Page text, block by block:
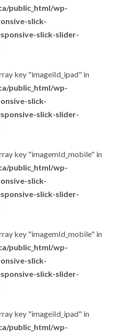
public_html/wp-
slick-
slick-slider-
key "imageiId_ipad" in
public_html/wp-
slick-
slick-slider-
key "imagemId_mobile" in
public_html/wp-
slick-
slick-slider-
key "imagemId_mobile" in
public_html/wp-
slick-
slick-slider-
key "imageiId_ipad" in
public_html/wp-